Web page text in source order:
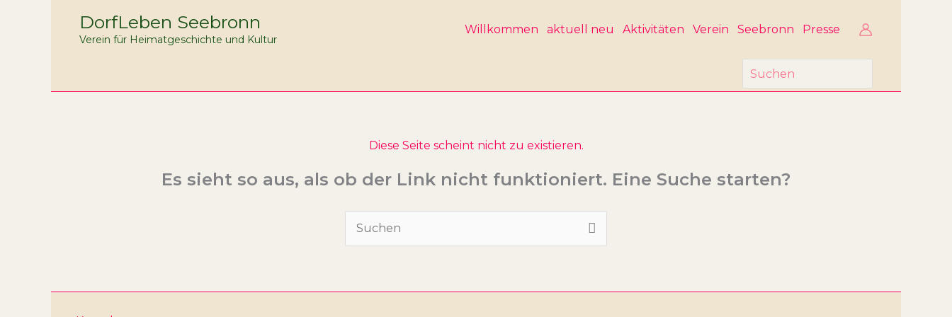
DorfLeben Seebronn
Verein für Heimatgeschichte und Kultur
Willkommen aktuell neu Aktivitäten Verein Seebronn Presse
Search
for:
Diese Seite scheint nicht zu existieren.
Es sieht so aus, als ob der Link nicht funktioniert. Eine Suche starten?
Suchen
nach: